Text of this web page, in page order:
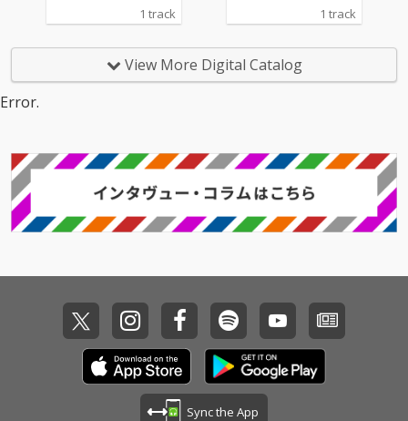
1 track 1 track
View More Digital Catalog
Error.
Sync the App